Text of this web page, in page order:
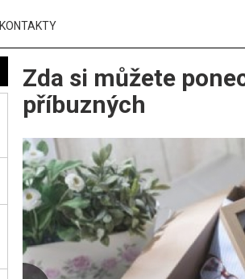
KONTAKTY
Zda si můžete
příbuzných